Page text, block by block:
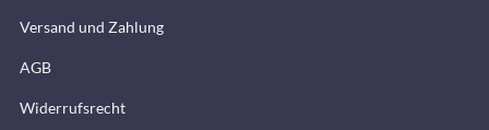
Versand und Zahlung
AGB
Widerrufsrecht